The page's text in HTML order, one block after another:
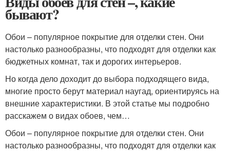
бывают?
Обои – популярное покрытие для отделки стен. Они
настолько разнообразны, что подходят для отделки как
бюджетных комнат, так и дорогих интерьеров.
Но когда дело доходит до выбора подходящего вида,
многие просто берут материал наугад, ориентируясь на
внешние характеристики. В этой статье мы подробно
расскажем о видах обоев, чем…
Обои – популярное покрытие для отделки стен. Они
настолько разнообразны, что подходят для отделки как